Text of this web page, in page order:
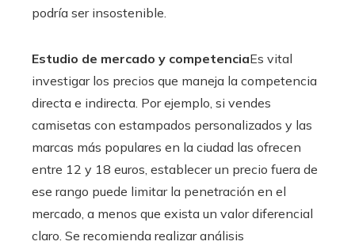
podría ser insostenible.
Estudio de mercado y competenciaEs vital
investigar los precios que maneja la competencia
directa e indirecta. Por ejemplo, si vendes
camisetas con estampados personalizados y las
marcas más populares en la ciudad las ofrecen
entre 12 y 18 euros, establecer un precio fuera de
ese rango puede limitar la penetración en el
mercado, a menos que exista un valor diferencial
claro. Se recomienda realizar análisis